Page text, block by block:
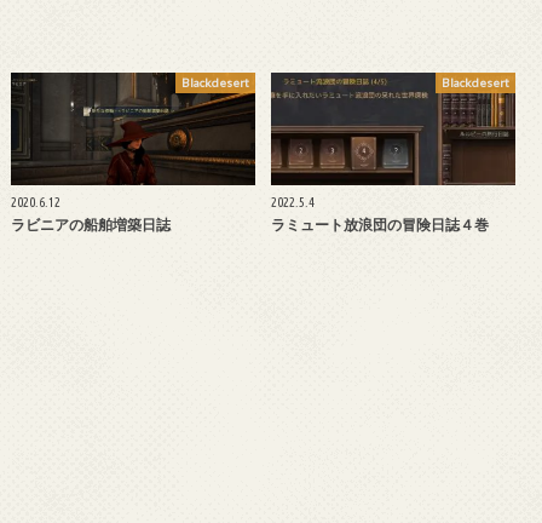
Blackdesert
2020.6.12
ラビニアの船舶増築日誌
Blackdesert
2022.5.4
ラミュート放浪団の冒険日誌４巻